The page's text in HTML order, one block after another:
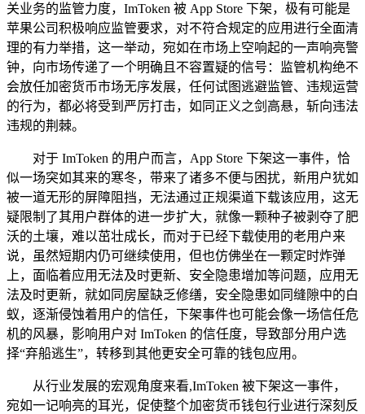
关业务的监管力度，ImToken 被 App Store 下架，极有可能是
苹果公司积极响应监管要求，对不符合规定的应用进行全面清
理的有力举措，这一举动，宛如在市场上空响起的一声响亮警
钟，向市场传递了一个明确且不容置疑的信号：监管机构绝不
会放任加密货币市场无序发展，任何试图逃避监管、违规运营
的行为，都必将受到严厉打击，如同正义之剑高悬，斩向违法
违规的荆棘。
对于 ImToken 的用户而言，App Store 下架这一事件，恰
似一场突如其来的寒冬，带来了诸多不便与困扰，新用户犹如
被一道无形的屏障阻挡，无法通过正规渠道下载该应用，这无
疑限制了其用户群体的进一步扩大，就像一颗种子被剥夺了肥
沃的土壤，难以茁壮成长，而对于已经下载使用的老用户来
说，虽然短期内仍可继续使用，但也仿佛坐在一颗定时炸弹
上，面临着应用无法及时更新、安全隐患增加等问题，应用无
法及时更新，就如同房屋缺乏修缮，安全隐患如同缝隙中的白
蚁，逐渐侵蚀着用户的信任，下架事件也可能会像一场信任危
机的风暴，影响用户对 ImToken 的信任度，导致部分用户选
择“弃船逃生”，转移到其他更安全可靠的钱包应用。
从行业发展的宏观角度来看,ImToken 被下架这一事件，
宛如一记响亮的耳光，促使整个加密货币钱包行业进行深刻反